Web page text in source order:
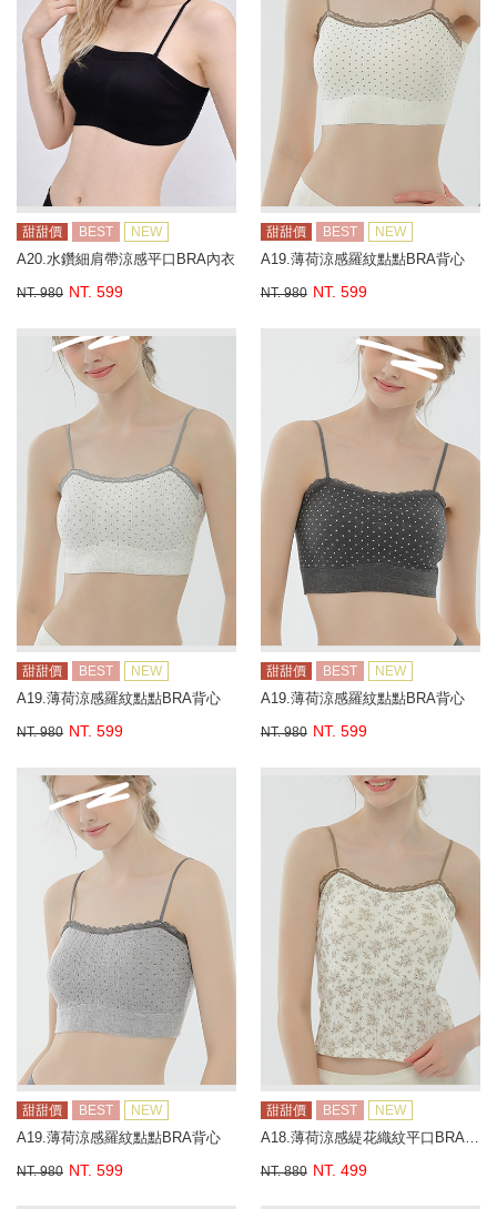
甜甜價 BEST NEW
A20.水鑽細肩帶涼感平口BRA內衣
NT. 980 NT. 599
甜甜價 BEST NEW
A19.薄荷涼感羅紋點點BRA背心
NT. 980 NT. 599
甜甜價 BEST NEW
A19.薄荷涼感羅紋點點BRA背心
NT. 980 NT. 599
甜甜價 BEST NEW
A19.薄荷涼感羅紋點點BRA背心
NT. 980 NT. 599
甜甜價 BEST NEW
A19.薄荷涼感羅紋點點BRA背心
NT. 980 NT. 599
甜甜價 BEST NEW
NT. 880 NT. 499